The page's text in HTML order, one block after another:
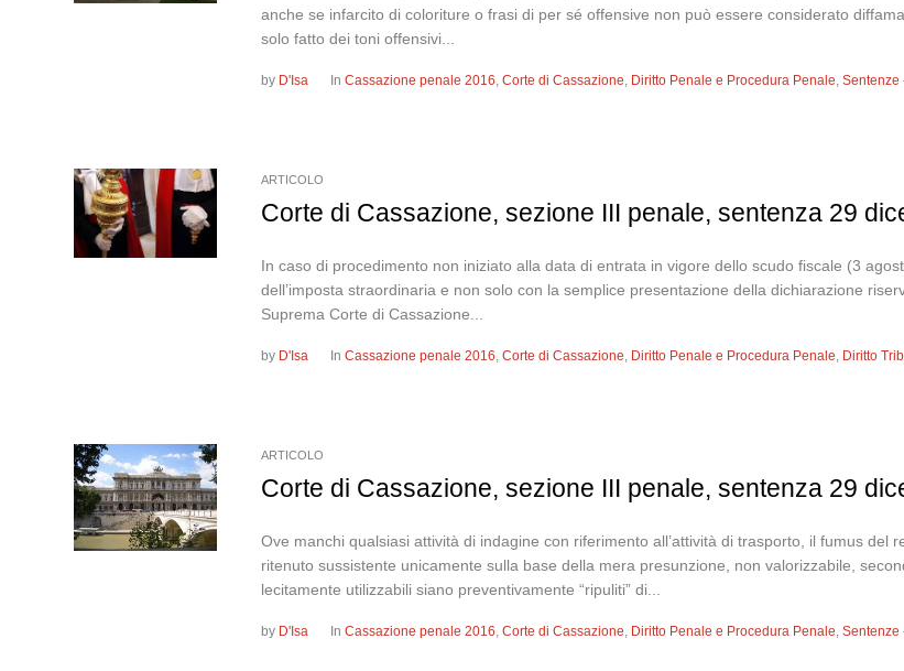
anche se infarcito di coloriture o frasi di per sé offensive non può essere considerato
solo fatto dei toni offensivi...
by D'Isa InCassazione penale 2016,Corte di Cassazione, Diritto Penale e Procedura Penale,Sentenze
ARTICOLO
Corte di Cassazione, sezione III penale, sentenza 29
In caso di procedimento non iniziato alla data di entrata in vigore dello scudo fiscale (3
dell’imposta straordinaria e non solo con la semplice presentazione della dichiarazione
Suprema Corte di Cassazione...
by D'Isa InCassazione penale 2016,Corte di Cassazione, Diritto Penale e Procedura Penale, Diritto
ARTICOLO
Corte di Cassazione, sezione III penale, sentenza 29
Ove manchi qualsiasi attività di indagine con riferimento all’attività di trasporto, il fumus
ritenuto sussistente unicamente sulla base della mera presunzione, non valorizzabile,
lecitamente utilizzabili siano preventivamente “ripuliti” di...
by D'Isa InCassazione penale 2016,Corte di Cassazione, Diritto Penale e Procedura Penale,Sentenze